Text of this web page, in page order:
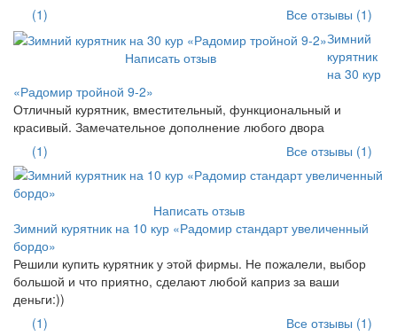
(1)
Все отзывы (1)
Написать отзыв
Зимний
курятник
на 30 кур
«Радомир тройной 9-2»
Отличный курятник, вместительный, функциональный и
красивый. Замечательное дополнение любого двора
(1)
Все отзывы (1)
Написать отзыв
Зимний курятник на 10 кур «Радомир стандарт увеличенный
бордо»
Решили купить курятник у этой фирмы. Не пожалели, выбор
большой и что приятно, сделают любой каприз за ваши
деньги:))
(1)
Все отзывы (1)